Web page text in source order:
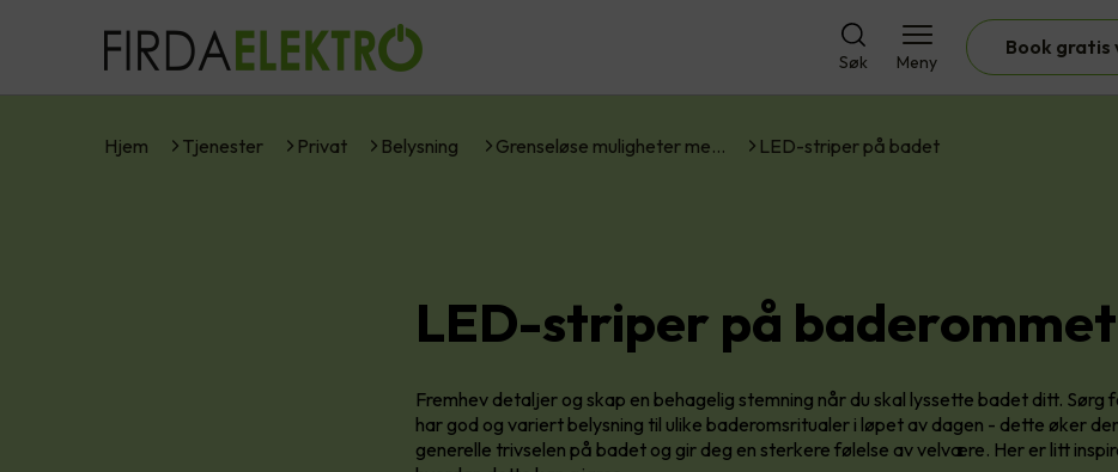
Søk Meny
Book
Hjem Tjenester Privat Belysning Grenseløse muligheter me… LED-striper på badet
LED-striper på baderommet
Fremhev detaljer og skap en behagelig stemning når du skal lyssette badet ditt. Sørg
har god og variert belysning til ulike baderomsritualer i løpet av dagen - dette øker
generelle trivselen på badet og gir deg en sterkere følelse av velvære. Her er litt